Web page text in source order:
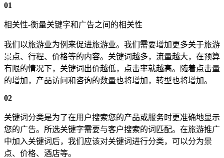
01
相关性-衡量关键字和广告之间的相关性
我们以旅游业为例来促进旅游业。我们需要增加更多关于旅游
景点、行程、价格等的内容。关键词越多，流量越大，在预算
有限的情况下，关键词出价越低，点击率就越高。随着点击量
的增加，产品访问和咨询的数量也将增加，转型也将增加。
02
关键词分类是为了在用户搜索您的产品或服务时更准确地显示
您的广告。所选关键字需要与客户搜索的词匹配。在旅游推广
中加入关键词后，我们应该对关键词进行分类，可以分为景
点、价格、酒店等。